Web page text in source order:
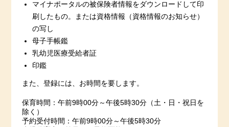
マイナポータルの被保険者情報をダウンロードして印
刷したもの。または資格情報（資格情報のお知らせ）
の写し
母子手帳鑑
乳幼児医療受給者証
印鑑
また、登録には、お時間を要します。
保育時間：午前9時00分～午後5時30分（土・日・祝日を
除く）
予約受付時間：午前9時00分～午後5時30分